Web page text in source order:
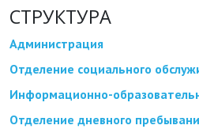
СТРУКТУРА
Администрация
Отделение социального
Информационно-
Отделение дневного